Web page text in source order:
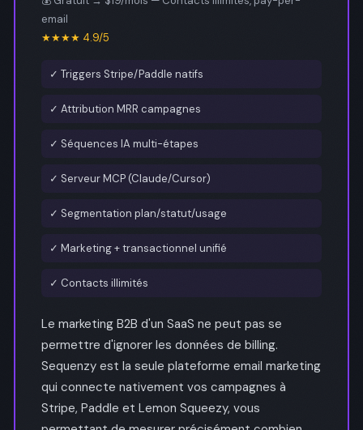
email
★★★★ 4.9/5
✓ Triggers Stripe/Paddle natifs
✓ Attribution MRR campagnes
✓ Séquences IA multi-étapes
✓ Serveur MCP (Claude/Cursor)
✓ Segmentation plan/statut/usage
✓ Marketing + transactionnel unifié
✓ Contacts illimités
Le marketing B2B d'un SaaS ne peut pas se
permettre d'ignorer les données de billing.
Sequenzy est la seule plateforme email marketing
qui connecte nativement vos campagnes à
Stripe, Paddle et Lemon Squeezy, vous